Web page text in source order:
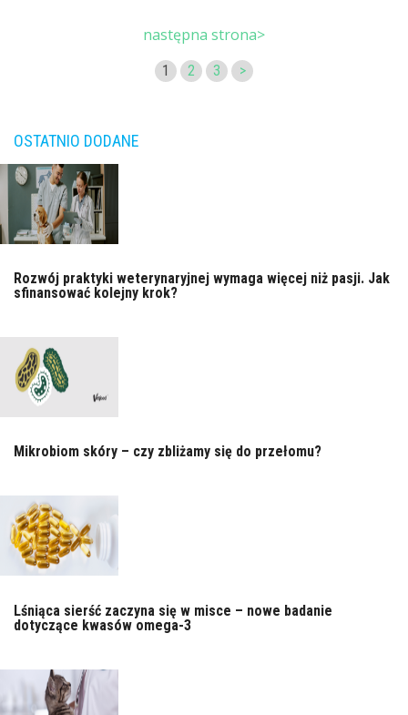
następna strona>
1 2 3 >
OSTATNIO DODANE
Rozwój praktyki weterynaryjnej wymaga więcej niż pasji. Jak
sfinansować kolejny krok?
Mikrobiom skóry – czy zbliżamy się do przełomu?
Lśniąca sierść zaczyna się w misce – nowe badanie
dotyczące kwasów omega-3